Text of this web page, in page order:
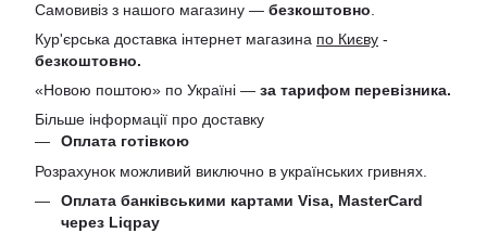
Самовивіз з нашого магазину — безкоштовно
Кур'єрська доставка інтернет магазина по Києву -
безкоштовно.
«Новою поштою» по Україні — за тарифом перевізника.
Більше інформації про доставку
Оплата готівкою
Розрахунок можливий виключно в українських гривнях.
Оплата банківськими картами Visa, MasterCard
через Liqpay